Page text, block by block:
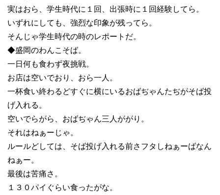
実はおら、学生時代に１回、出張時に１回経験してら。
いずれにしても、強烈な印象が残ってら。
そんじゃ学生時代の時のレポートだ。
◆盛岡のわんこそば。
一日何も食わず夜挑戦。
お店は空いでおり、おら一人。
一杯食い終わるどすぐに横にいるおばぢゃんたぢがそば投
げ入れる。
空いでらがら、おばぢゃん三人ががり。
それはねぁーじゃ。
ルールどしては、そば投げ入れる前さフタしねぁーばなん
ねぁー。
最後は苦痛さ。
１３０パイぐらい食ったがな。